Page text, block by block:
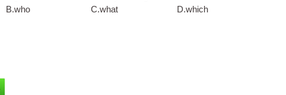
B.who C.what D.which